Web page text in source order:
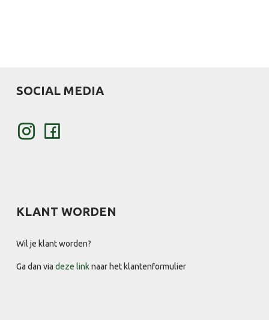
SOCIAL MEDIA
KLANT WORDEN
Wil je klant worden?
Ga dan viadeze linknaar het klantenformulier